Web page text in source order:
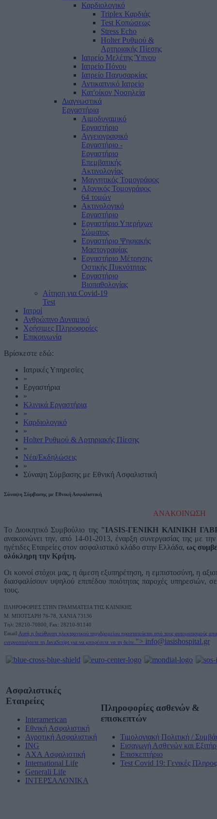
Καρδιολογικό
Triplex Καρδιάς
Test Κοπώσεως
Stress Echo
Holter Ρυθμού &
Αρτηριακής Πίεσης
Ιατρείο Μελέτης Ύπνου
Ιατρείο Πόνου
Ιατρείο Παχυσαρκίας
Αντικαπνικό Ιατρείο
Κατ'οίκον Νοσηλεία
Διαγνωστικά
Εργαστήρια
Αιμοδυναμικό
Εργαστήριο
Αγγειογραφικό
Εργαστήριο -
Εργαστήριο
Επεμβατικής
Ακτινολογίας
Μαγνητικός Τομογράφος
Αξονικός Τομογράφος
64 τομών
Ακτινολογικό
Εργαστήριο
Εργαστήριο Υπερήχων
Σώματος
Εργαστήριο Ψηφιακής
Μαστογραφίας
Εργαστήριο Μέτρησης
Οστικής Πυκνότητας
Εργαστήριο
Βιοπαθολογίας
Αίτηση για Covid-19
Test
Ιατροί
Ανθρώπινο Δυναμικό
Χρήσιμες Πληροφορίες
Επικοινωνία
Βρίσκεστε εδώ:
Ιατρικές Υπηρεσίες
»
Εργαστήρια
»
Κλινικά Εργαστήρια
»
Καρδιολογικό
»
Holter Ρυθμού & Αρτηριακής Πίεσης
»
Νέα/Εκδηλώσεις
»
Σύναψη Σύμβασης με Εθνική Ασφαλιστική
Σύναψη Σύμβασης με Εθνική Ασφαλιστική
ΑΝΑΚΟΙΝΩΣΗ
Το Διοικητικό Συμβούλιο της "IASIS-ΓΕΝΙΚΗ ΚΛΙΝΙΚΗ
ανακοινώνει την, από 14-01-2013, έναρξη συνεργασίας της με
ηγέτιδες Εταιρείες στον ασφαλιστικό κλάδο στην Ελλάδα, ως
ολόκληρη την Κρήτη.
Οι κοινοί στόχοι μας, η άμεση εξυπηρέτηση, η εμπιστοσύνη, η
διασφαλίσουν υψηλού επιπέδου ποιότητας παροχές υπηρεσιών,
τους.
ΠΛΗΡΟΦΟΡΙΕΣ ΣΤΗΝ ΓΡΑΜΜΑΤΕΙΑ ΤΗΣ ΚΛΙΝΙΚΗΣ
M. ΜΠΟΤΣΑΡΗ 76-78, ΧΑΝΙΑ 73136
Τηλ: 28210-70800, Fax: 28210-91140
Email:Αυτή η διεύθυνση ηλεκτρονικού ταχυδρομείου προστατεύεται από τους αυτοματισμούς
ενεργοποιήσετε τη JavaScript για να μπορέσετε να τη δείτε. "> info@iasishospital.gr
Ασφαλιστικές
Εταιρείες
Interamerican
Εθνική Ασφαλιστική
Αγροτική Ασφαλιστική
ING
AXA Ασφαλιστική
International Life
Generali Life
ΙΝΤΕΡΣΑΛΟΝΙΚΑ
Πληροφορίες ασθενών &
επισκεπτών
Τιμολογιακή Πολιτική /
Εισαγωγή Ασθενών και
Επισκεπτήριο
Test Covid 19: Γενικές